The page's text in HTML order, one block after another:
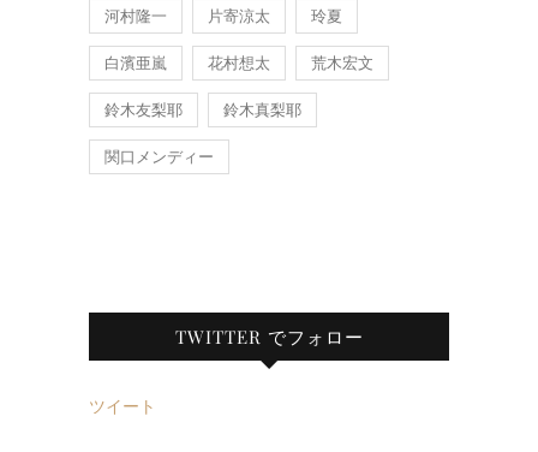
河村隆一 片寄涼太 玲夏
白濱亜嵐 花村想太 荒木宏文
鈴木友梨耶 鈴木真梨耶
関口メンディー
TWITTER でフォロー
ツイート